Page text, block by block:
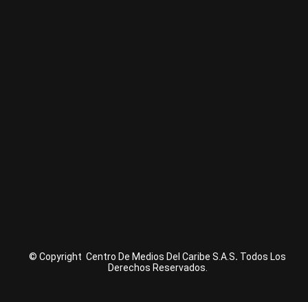
© Copyright Centro De Medios Del Caribe S.A.S. Todos Los
Derechos Reservados.